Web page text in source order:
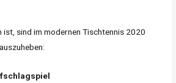
ist, sind im modernen Tischtennis 2020